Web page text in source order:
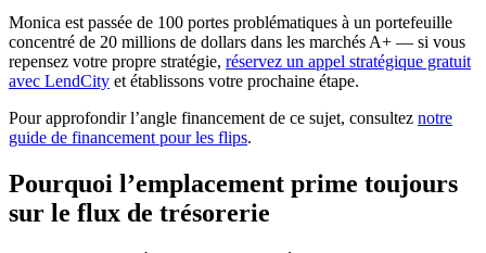
Monica est passée de 100 portes problématiques à un portefeuille
concentré de 20 millions de dollars dans les marchés A+ — si vous
repensez votre propre stratégie, réservez un appel stratégique gratuit
avec LendCity et établissons votre prochaine étape.
Pour approfondir l’angle financement de ce sujet, consultez notre
guide de financement pour les flips.
Pourquoi l’emplacement prime toujours
sur le flux de trésorerie